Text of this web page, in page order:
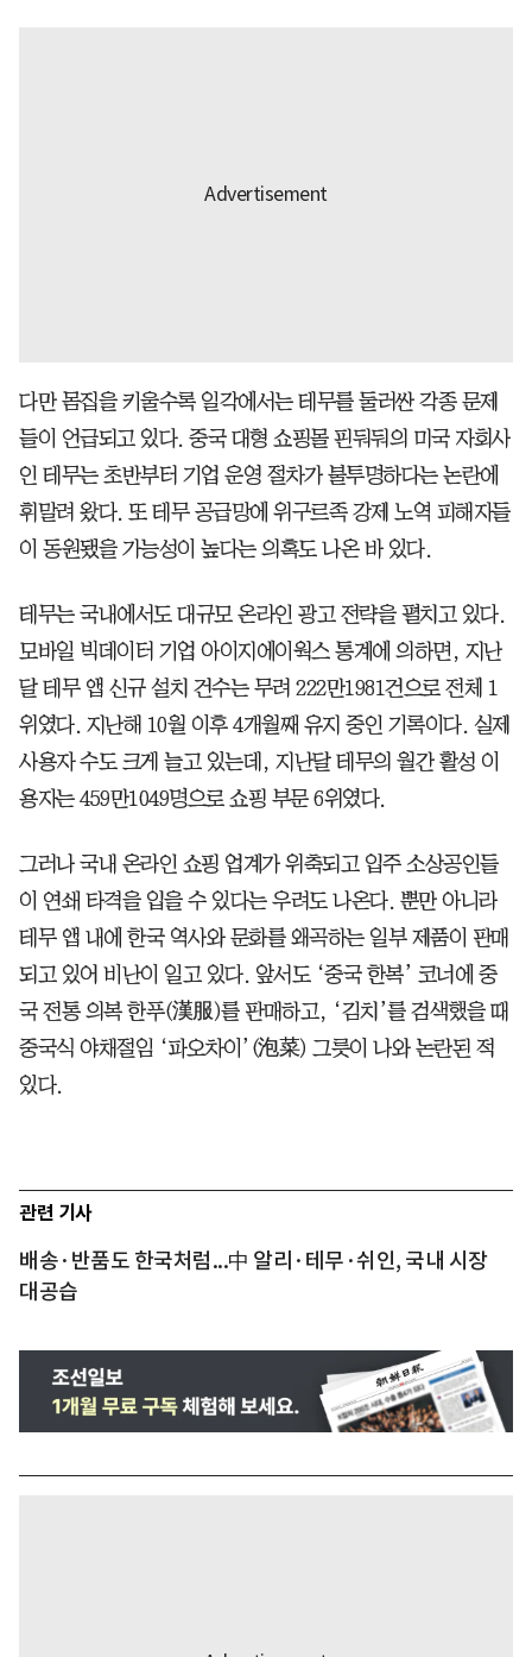
다만 몸집을 키울수록 일각에서는 테무를 둘러싼 각종 문제
들이 언급되고 있다. 중국 대형 쇼핑몰 핀둬둬의 미국 자회사
인 테무는 초반부터 기업 운영 절차가 불투명하다는 논란에
휘말려 왔다. 또 테무 공급망에 위구르족 강제 노역 피해자들
이 동원됐을 가능성이 높다는 의혹도 나온 바 있다.
테무는 국내에서도 대규모 온라인 광고 전략을 펼치고 있다.
모바일 빅데이터 기업 아이지에이웍스 통계에 의하면, 지난
달 테무 앱 신규 설치 건수는 무려 222만1981건으로 전체 1
위였다. 지난해 10월 이후 4개월째 유지 중인 기록이다. 실제
사용자 수도 크게 늘고 있는데, 지난달 테무의 월간 활성 이
용자는 459만1049명으로 쇼핑 부문 6위였다.
그러나 국내 온라인 쇼핑 업계가 위축되고 입주 소상공인들
이 연쇄 타격을 입을 수 있다는 우려도 나온다. 뿐만 아니라
테무 앱 내에 한국 역사와 문화를 왜곡하는 일부 제품이 판매
되고 있어 비난이 일고 있다. 앞서도 ‘중국 한복’ 코너에 중
국 전통 의복 한푸(漢服)를 판매하고, ‘김치’를 검색했을 때
중국식 야채절임 ‘파오차이’(泡菜) 그릇이 나와 논란된 적
있다.
관련 기사
배송·반품도 한국처럼...中 알리·테무·쉬인, 국내 시장
대공습